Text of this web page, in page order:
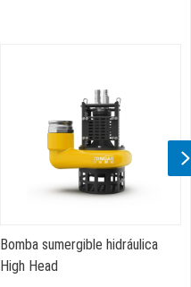
Bomba sumergible hidráulica
High Head